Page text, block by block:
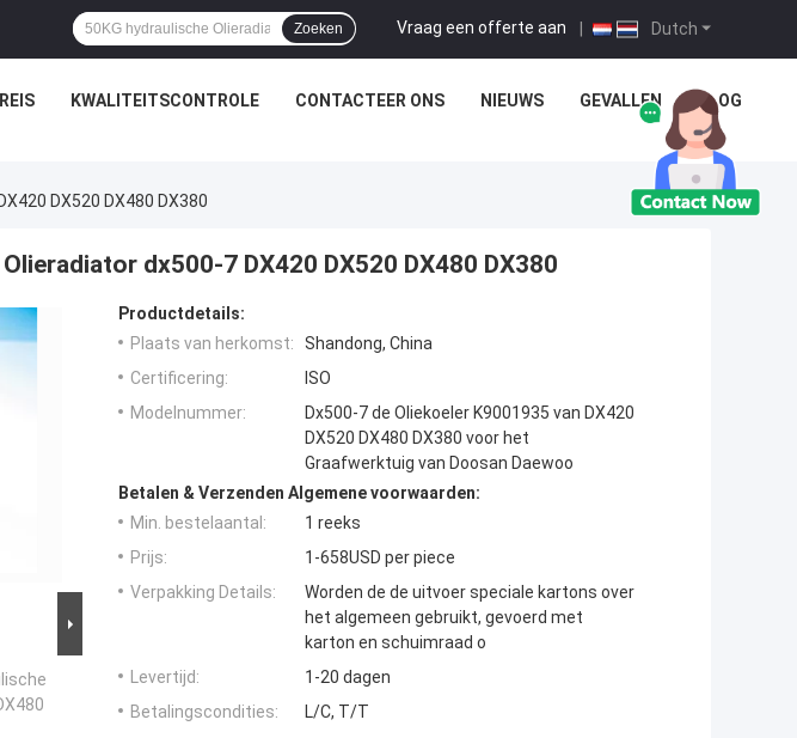
Dutch
Vraag een offerte aan |
Zoeken
KWALITEITSCONTROLE CONTACTEER ONS NIEUWS GEVALLEN BLOG
DX520 DX480 DX380
dx500-7 DX420 DX520 DX480 DX380
Productdetails:
Plaats van herkomst:
Shandong, China
Certificering:
ISO
Modelnummer:
Dx500-7 de Oliekoeler K9001935 van DX420
DX520 DX480 DX380 voor het
Graafwerktuig van Doosan Daewoo
Betalen & Verzenden Algemene voorwaarden:
Min. bestelaantal:
1 reeks
Prijs:
1-658USD per piece
Verpakking Details:
Worden de de uitvoer speciale kartons over
het algemeen gebruikt, gevoerd met
karton en schuimraad o
Levertijd:
1-20 dagen
Betalingscondities:
L/C, T/T